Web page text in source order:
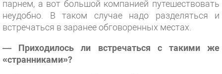
парнем, а вот большой компанией путешествовать
неудобно. В таком случае надо разделяться и
встречаться в заранее обговоренных местах.
— Приходилось ли встречаться с такими же
«странниками»?